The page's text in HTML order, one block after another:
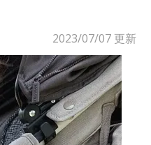
2023/07/07 更新